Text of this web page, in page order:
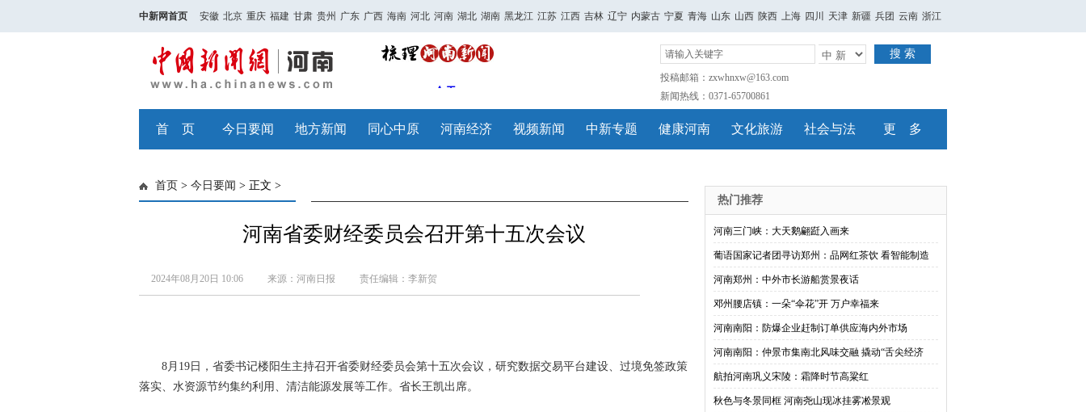
中新网首页 安徽 北京 重庆 福建 甘肃 贵州 广东 广西 海南 河北 河南 湖北 湖南 黑龙江 江苏 江西 吉林 辽宁 内蒙古 宁夏 青海 山东 山西 陕西 上海 四川 天津 新疆 兵团 云南 浙江
搜 索
投稿邮箱：zxwhnxw@163.com
新闻热线：0371-65700861
首 页 今日要闻 地方新闻 同心中原 河南经济 视频新闻 中新专题 健康河南 文化旅游 社会与法 更 多
首页 > 今日要闻 > 正文 >
河南省委财经委员会召开第十五次会议
2024年08月20日 10:06 来源：河南日报 责任编辑：李新贺
8月19日，省委书记楼阳生主持召开省委财经委员会第十五次会议，研究数据交易平台建设、过境免签政策
落实、水资源节约集约利用、清洁能源发展等工作。省长王凯出席。
热门推荐
河南三门峡：大天鹅翩跹入画来
葡语国家记者团寻访郑州：品网红茶饮 看智能制造
河南郑州：中外市长游船赏景夜话
邓州腰店镇：一朵“伞花”开 万户幸福来
河南南阳：防爆企业赶制订单供应海内外市场
河南南阳：仲景市集南北风味交融 撬动“舌尖经济
航拍河南巩义宋陵：霜降时节高粱红
秋色与冬景同框 河南尧山现冰挂雾凇景观